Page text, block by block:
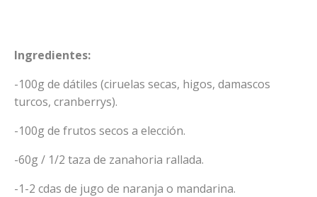
Ingredientes:
-100g de dátiles (ciruelas secas, higos, damascos
turcos, cranberrys).
-100g de frutos secos a elección.
-60g / 1/2 taza de zanahoria rallada.
-1-2 cdas de jugo de naranja o mandarina.